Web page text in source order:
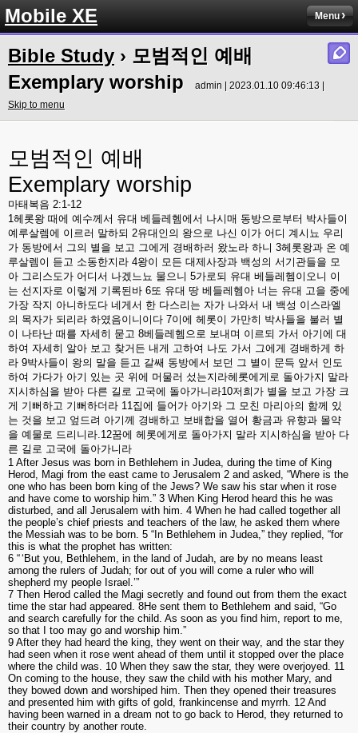
Mobile XE Menu
Bible Study› 모범적인 예배
Exemplary worship
admin | 2023.01.10 09:46:13 |
Skip to menu
모범적인 예배
Exemplary worship
마태복음 2:1-12
1헤롯왕 때에 예수께서 유대 베들레헴에서 나시매 동방으로부터 박사들이
예루살렘에 이르러 말하되 2유대인의 왕으로 나신 이가 어디 계시뇨 우리
가 동방에서 그의 별을 보고 그에게 경배하러 왔노라 하니 3헤롯왕과 온 예
루살렘이 듣고 소동한지라 4왕이 모든 대제사장과 백성의 서기관들을 모
아 그리스도가 어디서 나겠느뇨 물으니 5가로되 유대 베들레헴이오니 이
는 선지자로 이렇게 기록된바 6또 유대 땅 베들레헴아 너는 유대 고을 중에
가장 작지 아니하도다 네게서 한 다스리는 자가 나와서 내 백성 이스라엘
의 목자가 되리라 하였음이니이다 7이에 헤롯이 가만히 박사들을 불러 별
이 나타난 때를 자세히 묻고 8베들레헴으로 보내며 이르되 가서 아기에 대
하여 자세히 알아 보고 찾거든 내게 고하여 나도 가서 그에게 경배하게 하
라 9박사들이 왕의 말을 듣고 갈쌔 동방에서 보던 그 별이 문득 앞서 인도
하여 가다가 아기 있는 곳 위에 머물러 섰는지라헤롯에게로 돌아가지 말라
지시하심을 받아 다른 길로 고국에 돌아가니라10저희가 별을 보고 가장 크
게 기뻐하고 기뻐하더라 11집에 들어가 아기와 그 모친 마리아의 함께 있
는 것을 보고 엎드려 아기께 경배하고 보배합을 열어 황금과 유향과 몰약
을 예물로 드리니라.12꿈에 헤롯에게로 돌아가지 말라 지시하심을 받아 다
른 길로 고국에 돌아가니라
1 After Jesus was born in Bethlehem in Judea, during the time of King
Herod, Magi from the east came to Jerusalem 2 and asked, “Where is the
one who has been born king of the Jews? We saw his star when it rose
and have come to worship him.” 3 When King Herod heard this he was
disturbed, and all Jerusalem with him. 4 When he had called together all
the people’s chief priests and teachers of the law, he asked them where
the Messiah was to be born. 5 “In Bethlehem in Judea,” they replied, “for
this is what the prophet has written:
6 “‘ But you, Bethlehem, in the land of Judah, are by no means least
among the rulers of Judah; for out of you will come a ruler who will
shepherd my people Israel.’”
7 Then Herod called the Magi secretly and found out from them the exact
time the star had appeared. 8He sent them to Bethlehem and said, “Go
and search carefully for the child. As soon as you find him, report to me,
so that I too may go and worship him.”
9 After they had heard the king, they went on their way, and the star they
had seen when it rose went ahead of them until it stopped over the place
where the child was. 10 When they saw the star, they were overjoyed. 11
On coming to the house, they saw the child with his mother Mary, and
they bowed down and worshiped him. Then they opened their treasures
and presented him with gifts of gold, frankincense and myrrh. 12 And
having been warned in a dream not to go back to Herod, they returned to
their country by another route.